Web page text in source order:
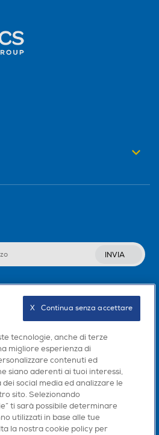
INVIA
tecnologie, anche di terze
migliore esperienza di
contenuti ed
siano aderenti ai tuoi interessi,
social media ed analizzare le
sito. Selezionando
ti sarà possibile determinare
utilizzati in base alle tue
la nostra cookie policy per
X   Continua senza accettare